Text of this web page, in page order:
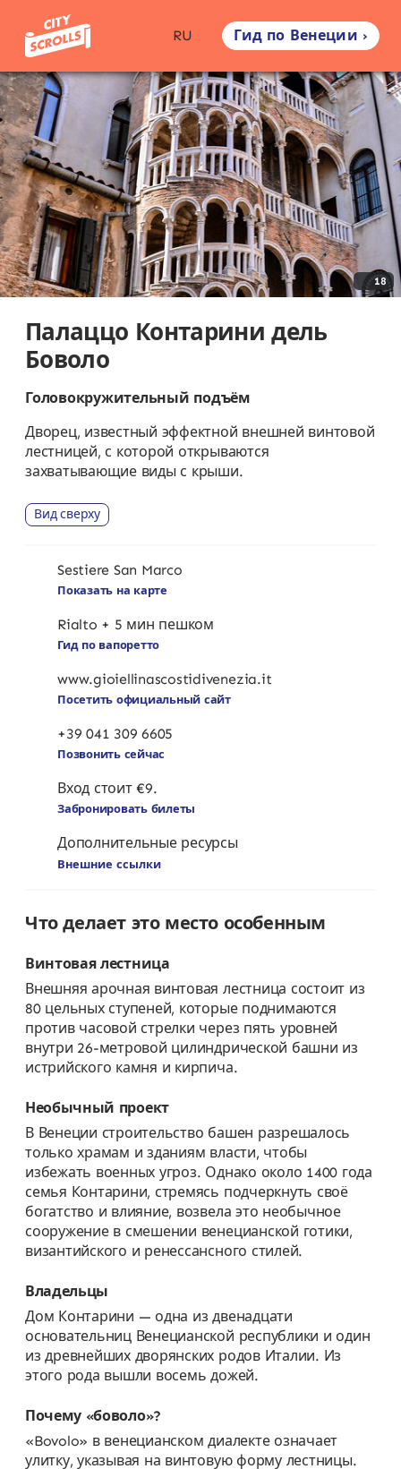
RU Гид по Венеции ›
18
Палаццо Контарини дель
Боволо
Головокружительный подъём
Дворец, известный эффектной внешней винтовой
лестницей, с которой открываются
захватывающие виды с крыши.
Вид сверху
Sestiere San Marco
Показать на карте
Rialto + 5 мин пешком
Гид по вапоретто
www.gioiellinascostidivenezia.it
Посетить официальный сайт
+39 041 309 6605
Позвонить сейчас
Вход стоит €9.
Забронировать билеты
Дополнительные ресурсы
Внешние ссылки
Что делает это место особенным
Винтовая лестница
Внешняя арочная винтовая лестница состоит из
80 цельных ступеней, которые поднимаются
против часовой стрелки через пять уровней
внутри 26-метровой цилиндрической башни из
истрийского камня и кирпича.
Необычный проект
В Венеции строительство башен разрешалось
только храмам и зданиям власти, чтобы
избежать военных угроз. Однако около 1400 года
семья Контарини, стремясь подчеркнуть своё
богатство и влияние, возвела это необычное
сооружение в смешении венецианской готики,
византийского и ренессансного стилей.
Владельцы
Дом Контарини — одна из двенадцати
основательниц Венецианской республики и один
из древнейших дворянских родов Италии. Из
этого рода вышли восемь дожей.
Почему «боволо»?
«Bovolo» в венецианском диалекте означает
улитку, указывая на винтовую форму лестницы.